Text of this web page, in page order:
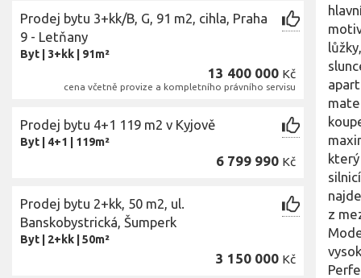
Prodej bytu 3+kk/B, G, 91 m2, cihla, Praha
9 - Letňany
Byt 3+kk 91m²
13 400 000 Kč
cena včetně provize a kompletního právního servisu
Prodej bytu 4+1 119 m2 v Kyjově
Byt 4+1 119m²
6 799 990 Kč
Prodej bytu 2+kk, 50 m2, ul.
Banskobystrická, Šumperk
Byt 2+kk 50m²
3 150 000 Kč
z